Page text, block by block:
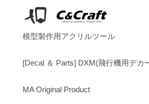
模型製作用アクリルツール
[Decal ＆ Parts] DXM(飛行機用デカ
MA Original Product